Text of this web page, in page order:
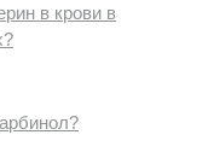
в крови в